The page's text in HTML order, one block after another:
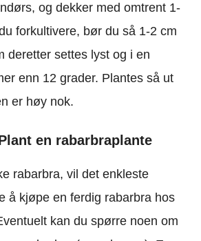
og dekker med omtrent 1-
forkultivere, bør du så 1-2 cm
deretter settes lyst og i en
enn 12 grader. Plantes så ut
er høy nok.
en rabarbraplante
rabarbra, vil det enkleste
å kjøpe en ferdig rabarbra hos
kan du spørre noen om